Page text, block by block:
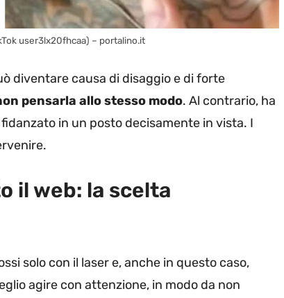
user3lx20fhcaa) – portalino.it
diventare causa di disaggio e di forte
pensarla allo stesso modo. Al contrario, ha
in un posto decisamente in vista. I
il web: la scelta
solo con il laser e, anche in questo caso,
agire con attenzione, in modo da non